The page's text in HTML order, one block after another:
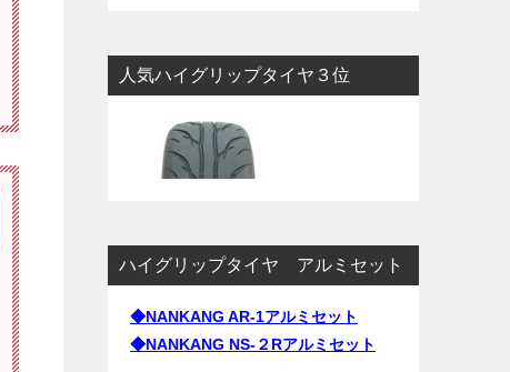
人気ハイグリップタイヤ３位
ハイグリップタイヤ アルミセット
◆NANKANG AR-1アルミセット
◆NANKANG NS-２Rアルミセット